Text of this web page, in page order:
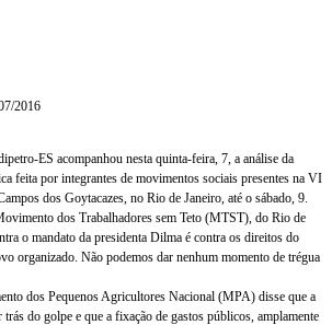
2016
ES acompanhou nesta quinta-feira, 7, a análise da
feita por integrantes de movimentos sociais presentes na VI
dos Goytacazes, no Rio de Janeiro, até o sábado, 9.
dos Trabalhadores sem Teto (MTST), do Rio de
o mandato da presidenta Dilma é contra os direitos do
organizado. Não podemos dar nenhum momento de trégua
dos Pequenos Agricultores Nacional (MPA) disse que a
do golpe e que a fixação de gastos públicos, amplamente